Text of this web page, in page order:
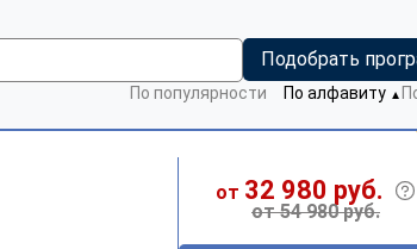
Подобрать
По популярности По алфавиту ▼
от 32 980 руб.
от 54 980 руб.